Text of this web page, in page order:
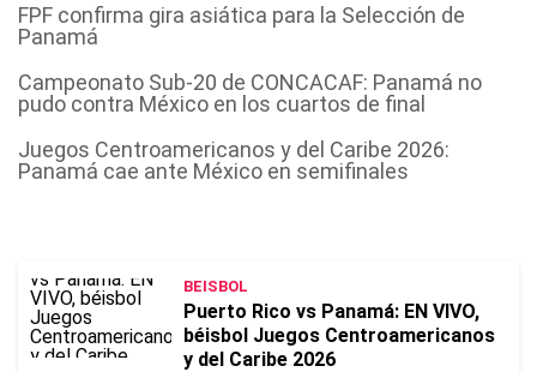
FPF confirma gira asiática para la Selección de
Panamá
Campeonato Sub-20 de CONCACAF: Panamá no
pudo contra México en los cuartos de final
Juegos Centroamericanos y del Caribe 2026:
Panamá cae ante México en semifinales
BEISBOL
Puerto Rico vs Panamá: EN VIVO,
béisbol Juegos Centroamericanos
y del Caribe 2026